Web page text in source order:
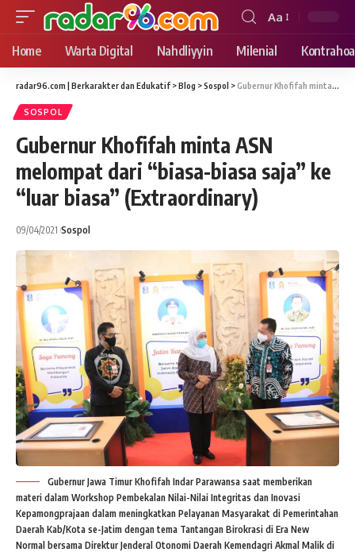
Font
Resizer
Aa
Home Warta Digital Nahdliyyin Milenial
radar96.com | Berkarakter dan Edukatif >Blog >Sospol >Gubernur Khofifah minta ASN melompat dari “biasa-biasa saja” ke “luar biasa” (Extraordinary)
SOSPOL
Gubernur Khofifah minta ASN
melompat dari “biasa-biasa saja” ke
“luar biasa” (Extraordinary)
09/04/2021 Sospol
Gubernur Jawa Timur Khofifah Indar Parawansa saat memberikan
materi dalam Workshop Pembekalan Nilai-Nilai Integritas dan Inovasi
Kepamongprajaan dalam meningkatkan Pelayanan Masyarakat di Pemerintahan
Daerah Kab/Kota se-Jatim dengan tema Tantangan Birokrasi di Era New
Normal bersama Direktur Jenderal Otonomi Daerah Kemendagri Akmal Malik di